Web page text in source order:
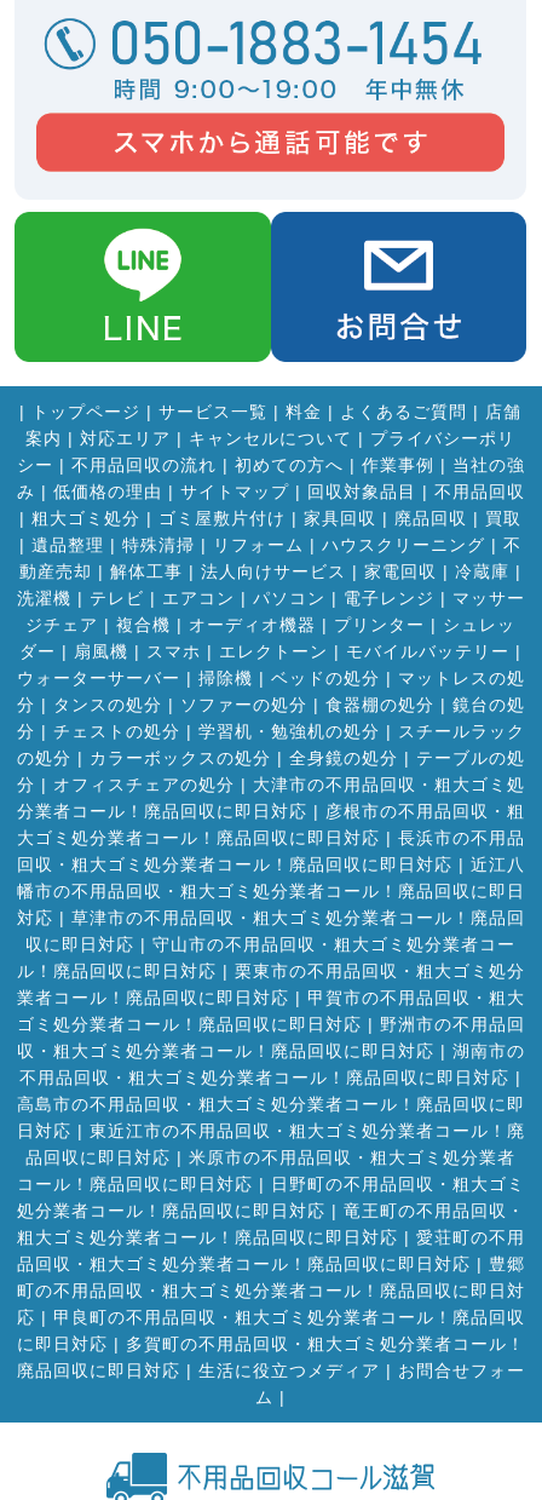
| トップページ | サービス一覧 | 料金 | よくあるご質問 | 店舗
案内 | 対応エリア | キャンセルについて | プライバシーポリ
シー | 不用品回収の流れ | 初めての方へ | 作業事例 | 当社の強
み | 低価格の理由 | サイトマップ| 回収対象品目 | 不用品回収
| 粗大ゴミ処分 | ゴミ屋敷片付け | 家具回収 | 廃品回収 | 買取
| 遺品整理 | 特殊清掃 | リフォーム | ハウスクリーニング | 不
動産売却 | 解体工事 | 法人向けサービス | 家電回収 | 冷蔵庫 |
洗濯機 | テレビ | エアコン | パソコン | 電子レンジ | マッサー
ジチェア | 複合機 | オーディオ機器 | プリンター | シュレッ
ダー | 扇風機 | スマホ | エレクトーン | モバイルバッテリー |
ウォーターサーバー | 掃除機 | ベッドの処分 | マットレスの処
分 | タンスの処分 | ソファーの処分 | 食器棚の処分 | 鏡台の処
分 | チェストの処分 | 学習机・勉強机の処分 | スチールラック
の処分 | カラーボックスの処分 | 全身鏡の処分 | テーブルの処
分 | オフィスチェアの処分 | 大津市の不用品回収・粗大ゴミ処
分業者コール！廃品回収に即日対応 | 彦根市の不用品回収・粗
大ゴミ処分業者コール！廃品回収に即日対応 | 長浜市の不用品
回収・粗大ゴミ処分業者コール！廃品回収に即日対応 | 近江八
幡市の不用品回収・粗大ゴミ処分業者コール！廃品回収に即日
対応 | 草津市の不用品回収・粗大ゴミ処分業者コール！廃品回
収に即日対応 | 守山市の不用品回収・粗大ゴミ処分業者コー
ル！廃品回収に即日対応 | 栗東市の不用品回収・粗大ゴミ処分
業者コール！廃品回収に即日対応 | 甲賀市の不用品回収・粗大
ゴミ処分業者コール！廃品回収に即日対応 | 野洲市の不用品回
収・粗大ゴミ処分業者コール！廃品回収に即日対応 | 湖南市の
不用品回収・粗大ゴミ処分業者コール！廃品回収に即日対応 |
高島市の不用品回収・粗大ゴミ処分業者コール！廃品回収に即
日対応 | 東近江市の不用品回収・粗大ゴミ処分業者コール！廃
品回収に即日対応 | 米原市の不用品回収・粗大ゴミ処分業者
コール！廃品回収に即日対応 | 日野町の不用品回収・粗大ゴミ
処分業者コール！廃品回収に即日対応 | 竜王町の不用品回収・
粗大ゴミ処分業者コール！廃品回収に即日対応 | 愛荘町の不用
品回収・粗大ゴミ処分業者コール！廃品回収に即日対応 | 豊郷
町の不用品回収・粗大ゴミ処分業者コール！廃品回収に即日対
応 | 甲良町の不用品回収・粗大ゴミ処分業者コール！廃品回収
に即日対応 | 多賀町の不用品回収・粗大ゴミ処分業者コール！
廃品回収に即日対応 | 生活に役立つメディア | お問合せフォー
ム |